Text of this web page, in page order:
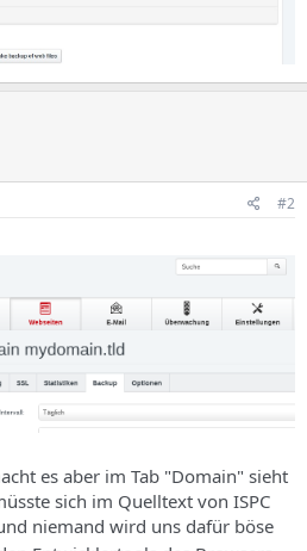
#2
es aber im Tab "Domain" sieht
sich im Quelltext von ISPC
niemand wird uns dafür böse